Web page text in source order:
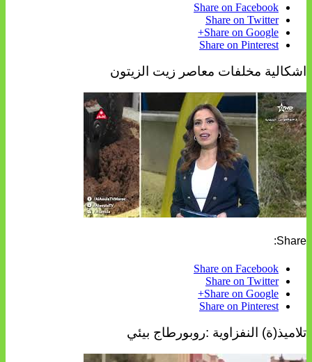
Share on Facebook
Share on Twitter
Share on Google+
Share on Pinterest
اشكالية مخلفات معاصر زيت الزيتون
Share:
Share on Facebook
Share on Twitter
Share on Google+
Share on Pinterest
تلاميذ(ة) النفزاوية :روبورطاج بيئي